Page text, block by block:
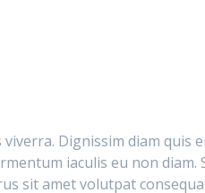
Dignissim diam quis
iaculis eu non diam.
sit amet volutpat